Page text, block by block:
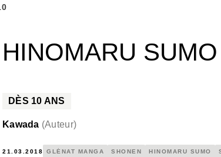
HINOMARU
DÈS 10 ANS
Kawada (Auteur)
21.03.2018 GLÉNAT MANGA SHONEN HINOMARU SUMO